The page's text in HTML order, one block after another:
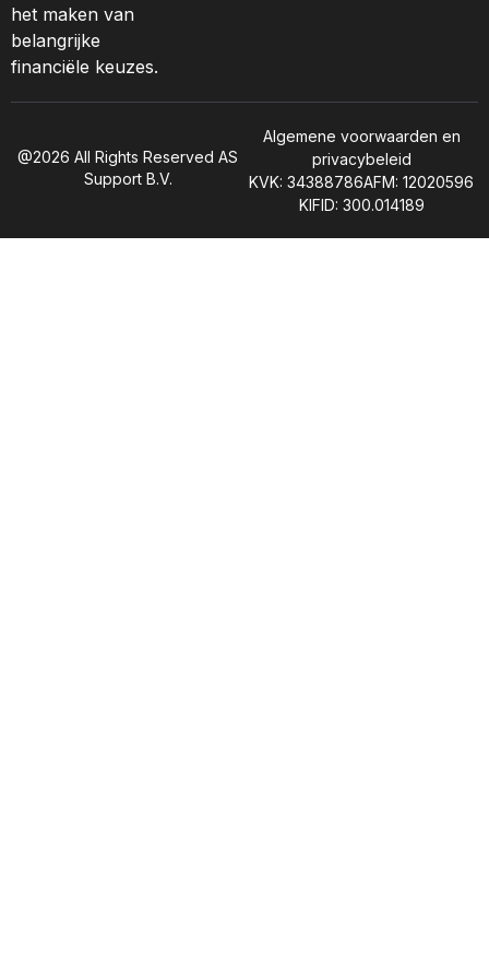
het maken van
belangrijke
financiële keuzes.
@2026 All Rights Reserved AS
Support B.V.
Algemene voorwaarden en
privacybeleid
KVK: 34388786AFM: 12020596
KIFID: 300.014189